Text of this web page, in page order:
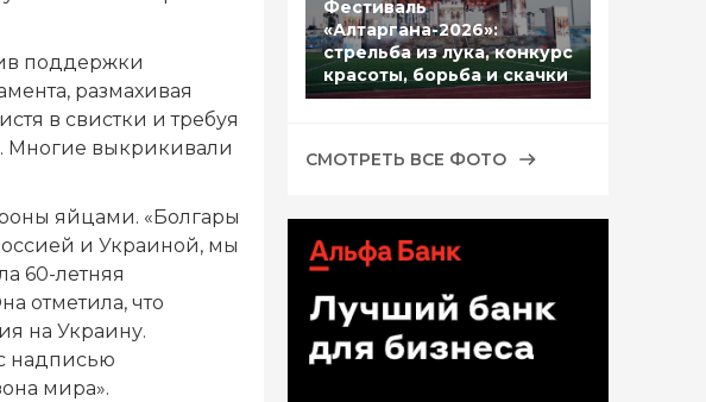
поддержки
размахивая
в свистки и требуя
Многие выкрикивали
яйцами. «Болгары
и Украиной, мы
60-летняя
отметила, что
на Украину.
надписью
мира».
Фестиваль
«Алтаргана-2026»:
стрельба из лука, конкурс
красоты, борьба и скачки
СМОТРЕТЬ ВСЕ ФОТО